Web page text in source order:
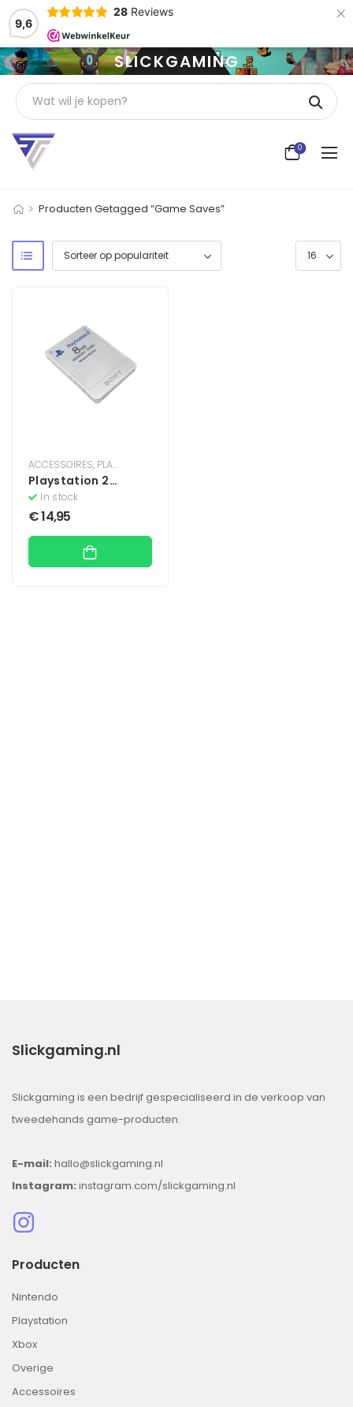
9,6
28 Reviews ×
SLICKGAMING
0
> Producten Getagged “Game Saves”
ACCESSOIRES, PLAYSTATION
Playstation 2
Geheugenkaart 8MB
– Zilver
In stock
€14,95
Slickgaming.nl
Slickgaming is een bedrijf gespecialiseerd in de verkoop van
tweedehands game-producten.
E-mail: hallo@slickgaming.nl
Instagram: instagram.com/slickgaming.nl
Producten
Nintendo
Playstation
Xbox
Overige
Accessoires